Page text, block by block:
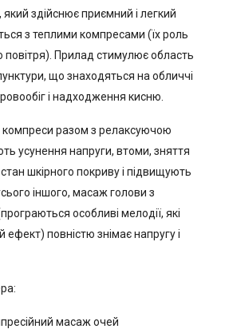
здійснює приємний і легкий
з теплими компресами (їх роль
повітря). Прилад стимулює область
що знаходяться на обличчі
і надходження кисню.
компреси разом з релаксуючою
усунення напруги, втоми, зняття
шкірного покриву і підвищують
іншого, масаж голови з
особливі мелодії, які
повністю знімає напругу і
масаж очей